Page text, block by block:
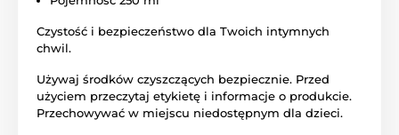
Czystość i bezpieczeństwo dla Twoich intymnych
chwil.
Używaj środków czyszczących bezpiecznie. Przed
użyciem przeczytaj etykietę i informacje o produkcie.
Przechowywać w miejscu niedostępnym dla dzieci.